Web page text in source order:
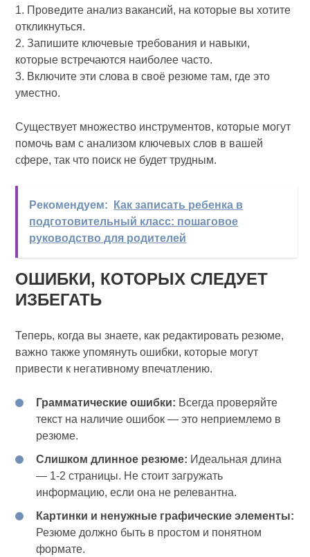
1. Проведите анализ вакансий, на которые вы хотите
откликнуться.
2. Запишите ключевые требования и навыки,
которые встречаются наиболее часто.
3. Включите эти слова в своё резюме там, где это
уместно.
Существует множество инструментов, которые могут
помочь вам с анализом ключевых слов в вашей
сфере, так что поиск не будет трудным.
Рекомендуем:
Как записать ребенка в
подготовительный класс: пошаговое
руководство для родителей
ОШИБКИ, КОТОРЫХ СЛЕДУЕТ
ИЗБЕГАТЬ
Теперь, когда вы знаете, как редактировать резюме,
важно также упомянуть ошибки, которые могут
привести к негативному впечатлению.
Грамматические ошибки: Всегда проверяйте
текст на наличие ошибок — это неприемлемо в
резюме.
Слишком длинное резюме: Идеальная длина
— 1-2 страницы. Не стоит загружать
информацию, если она не релевантна.
Картинки и ненужные графические элементы:
Резюме должно быть в простом и понятном
формате.